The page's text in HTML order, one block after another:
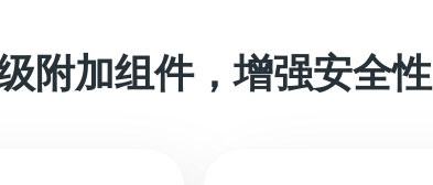
附加组件，增强安全性